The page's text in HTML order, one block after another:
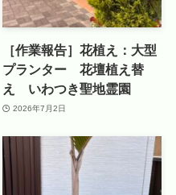
［作業報告］花植え：大型
プランター 花壇植え替
え いわつき聖地霊園
2026年7月2日